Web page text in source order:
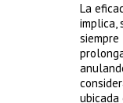
La
implica,